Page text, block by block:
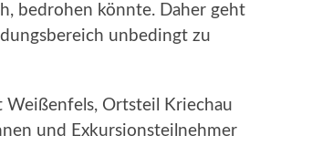
bedrohen könnte. Daher geht
unbedingt zu
Weißenfels, Ortsteil Kriechau
und Exkursionsteilnehmer